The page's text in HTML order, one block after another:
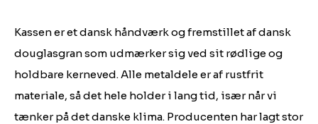
Kassen er et dansk håndværk og fremstillet af dansk
douglasgran som udmærker sig ved sit rødlige og
holdbare kerneved. Alle metaldele er af rustfrit
materiale, så det hele holder i lang tid, især når vi
tænker på det danske klima. Producenten har lagt stor